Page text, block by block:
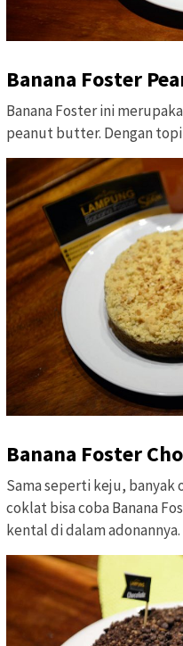
Banana Foster
Banana Foster ini
peanut butter. Dengan
Banana Foster
Sama seperti keju, banyak
coklat bisa coba Banana
kental di dalam adonannya.